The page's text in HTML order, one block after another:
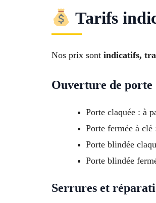
Tarifs
Nos prix sont indicatifs,
Ouverture de porte
Porte claquée : à
Porte fermée à clé
Porte blindée
Porte blindée
Serrures et